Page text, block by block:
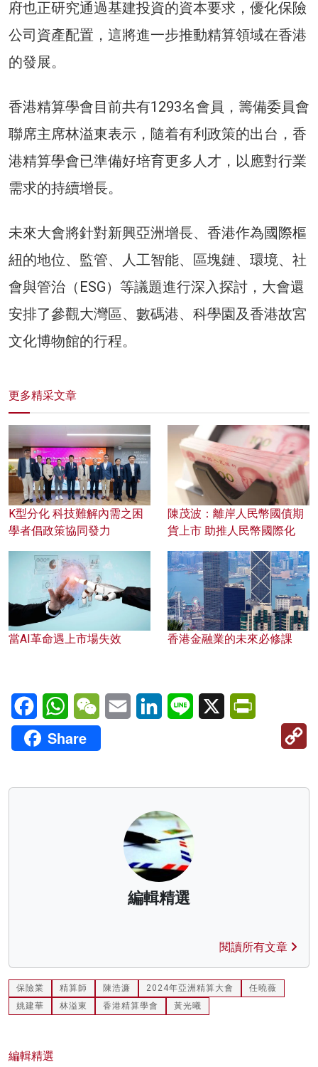
府也正研究通過基建投資的資本要求，優化保險
公司資產配置，這將進一步推動精算領域在香港
的發展。
香港精算學會目前共有1293名會員，籌備委員會
聯席主席林溢東表示，隨着有利政策的出台，香
港精算學會已準備好培育更多人才，以應對行業
需求的持續增長。
未來大會將針對新興亞洲增長、香港作為國際樞
紐的地位、監管、人工智能、區塊鏈、環境、社
會與管治（ESG）等議題進行深入探討，大會還
安排了參觀大灣區、數碼港、科學園及香港故宮
文化博物館的行程。
更多精采文章
K型分化 科技難解內需之困
學者倡政策協同發力
陳茂波：離岸人民幣國債期
貨上市 助推人民幣國際化
當AI革命遇上市場失效 香港金融業的未來必修課
FacebookWhatsAppWeChatEmail LinkedInLine X
Share
編輯精選
閱讀所有文章
保險業 精算師 陳浩濂 2024年亞洲精算大會
任曉薇
姚建華
林溢東 香港精算學會 黃光曦
編輯精選